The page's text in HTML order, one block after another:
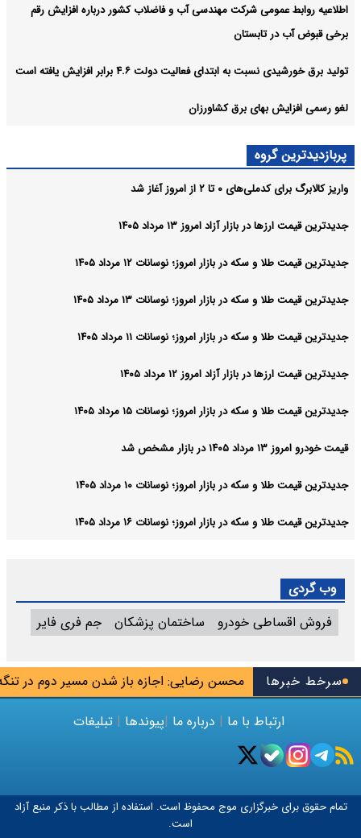
سرخط خبرها محسن رضایی: اجازه باز شدن مسیر دوم در تنگه جاسوس تیم
اطلاعیه روابط عمومی شرکت مهندسی آب و فاضلاب کشور درباره افزایش رقم
برخی قبوض آب در تابستان
تولید برق خورشیدی نسبت به ابتدای فعالیت دولت ۴.۶ برابر افزایش یافته است
لغو رسمی افزایش بهای برق کشاورزان
پربازدیدترین گروه
واریز کالابرگ برای کدملی‌های ۰ تا ۲ از امروز آغاز شد
جدیدترین قیمت ارزها در بازار آزاد امروز ۱۳ مرداد ۱۴۰۵
جدیدترین قیمت طلا و سکه در بازار امروز؛ نوسانات ۱۲ مرداد ۱۴۰۵
جدیدترین قیمت طلا و سکه در بازار امروز؛ نوسانات ۱۳ مرداد ۱۴۰۵
جدیدترین قیمت طلا و سکه در بازار امروز؛ نوسانات ۱۱ مرداد ۱۴۰۵
جدیدترین قیمت ارزها در بازار آزاد امروز ۱۲ مرداد ۱۴۰۵
جدیدترین قیمت طلا و سکه در بازار امروز؛ نوسانات ۱۵ مرداد ۱۴۰۵
قیمت خودرو امروز ۱۳ مرداد ۱۴۰۵ در بازار مشخص شد
جدیدترین قیمت طلا و سکه در بازار امروز؛ نوسانات ۱۰ مرداد ۱۴۰۵
جدیدترین قیمت طلا و سکه در بازار امروز؛ نوسانات ۱۶ مرداد ۱۴۰۵
وب گردی
فروش اقساطی خودرو
ساختمان پزشکان جم فری فایر
ارتباط با ما | درباره ما |پیوندها | تبلیغات
تمام حقوق برای خبرگزاری موج محفوظ است. استفاده از مطالب با ذکر منبع آزاد
است.